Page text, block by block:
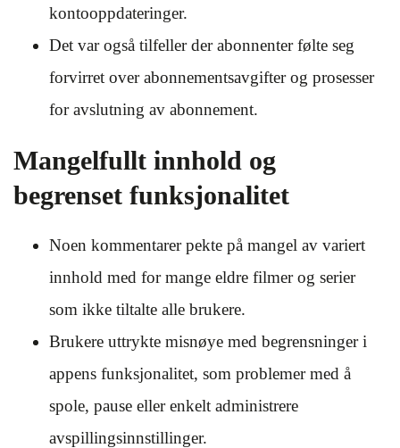
kontooppdateringer.
Det var også tilfeller der abonnenter følte seg
forvirret over abonnementsavgifter og prosesser
for avslutning av abonnement.
Mangelfullt innhold og
begrenset funksjonalitet
Noen kommentarer pekte på mangel av variert
innhold med for mange eldre filmer og serier
som ikke tiltalte alle brukere.
Brukere uttrykte misnøye med begrensninger i
appens funksjonalitet, som problemer med å
spole, pause eller enkelt administrere
avspillingsinnstillinger.